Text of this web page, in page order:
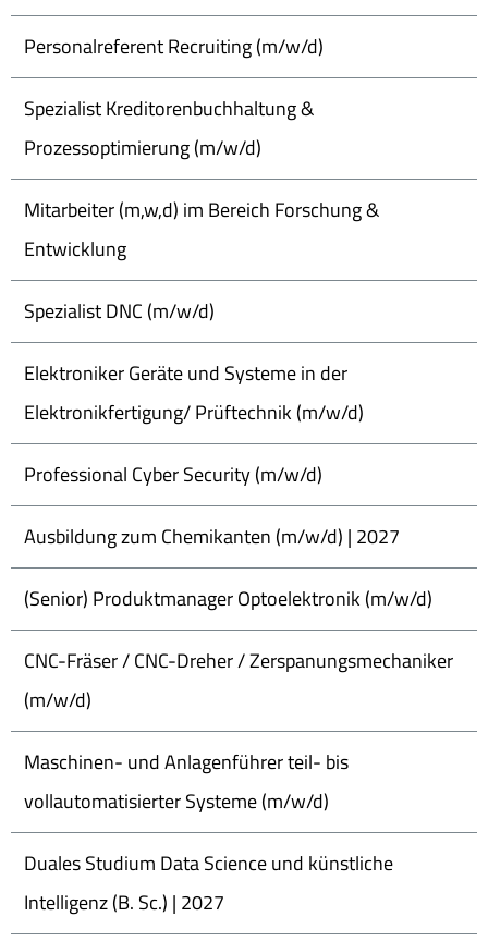
Personalreferent Recruiting (m/w/d)
Spezialist Kreditorenbuchhaltung &
Prozessoptimierung (m/w/d)
Mitarbeiter (m,w,d) im Bereich Forschung &
Entwicklung
Spezialist DNC (m/w/d)
Elektroniker Geräte und Systeme in der
Elektronikfertigung/ Prüftechnik (m/w/d)
Professional Cyber Security (m/w/d)
Ausbildung zum Chemikanten (m/w/d) | 2027
(Senior) Produktmanager Optoelektronik (m/w/d)
CNC-Fräser / CNC-Dreher / Zerspanungsmechaniker
(m/w/d)
Maschinen- und Anlagenführer teil- bis
vollautomatisierter Systeme (m/w/d)
Duales Studium Data Science und künstliche
Intelligenz (B. Sc.) | 2027